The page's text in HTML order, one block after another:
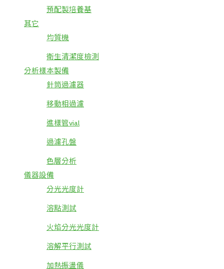
預配製培養基
其它
均質機
衛生清潔度檢測
分析樣本製備
針筒過濾器
移動相過濾
進樣管vial
過濾孔盤
色層分析
儀器設備
分光光度計
溶點測試
火焰分光光度計
溶解平行測試
加熱振盪儀